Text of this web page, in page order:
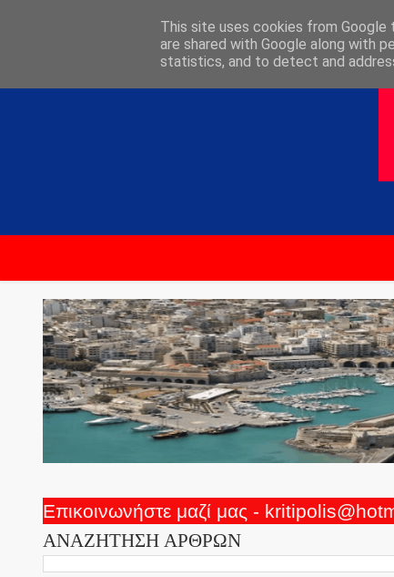
Επικοινωνήστε μαζί μας -
ΑΝΑΖΗΤΗΣΗ ΑΡΘΡΩΝ
This site uses cookies from Google
are shared with Google along with
statistics, and to detect and